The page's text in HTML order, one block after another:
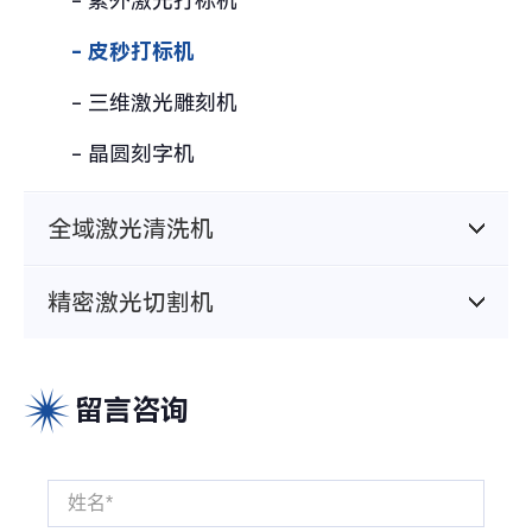
- 皮秒打标机
- 三维激光雕刻机
- 晶圆刻字机
全域激光清洗机
精密激光切割机
留言咨询